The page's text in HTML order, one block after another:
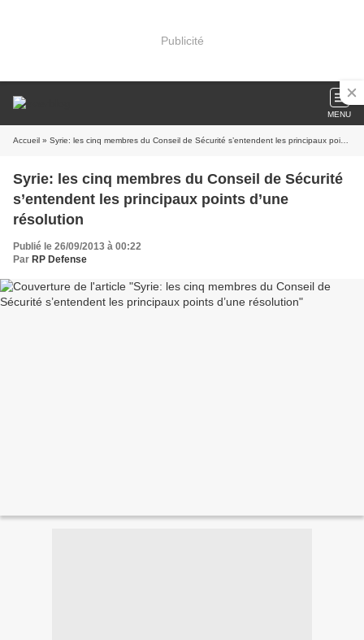
Publicité
MENU
Accueil » Syrie: les cinq membres du Conseil de Sécurité s’entendent les principaux points d’une résolution
Syrie: les cinq membres du Conseil de Sécurité
s’entendent les principaux points d’une
résolution
Publié le 26/09/2013 à 00:22
Par RP Defense